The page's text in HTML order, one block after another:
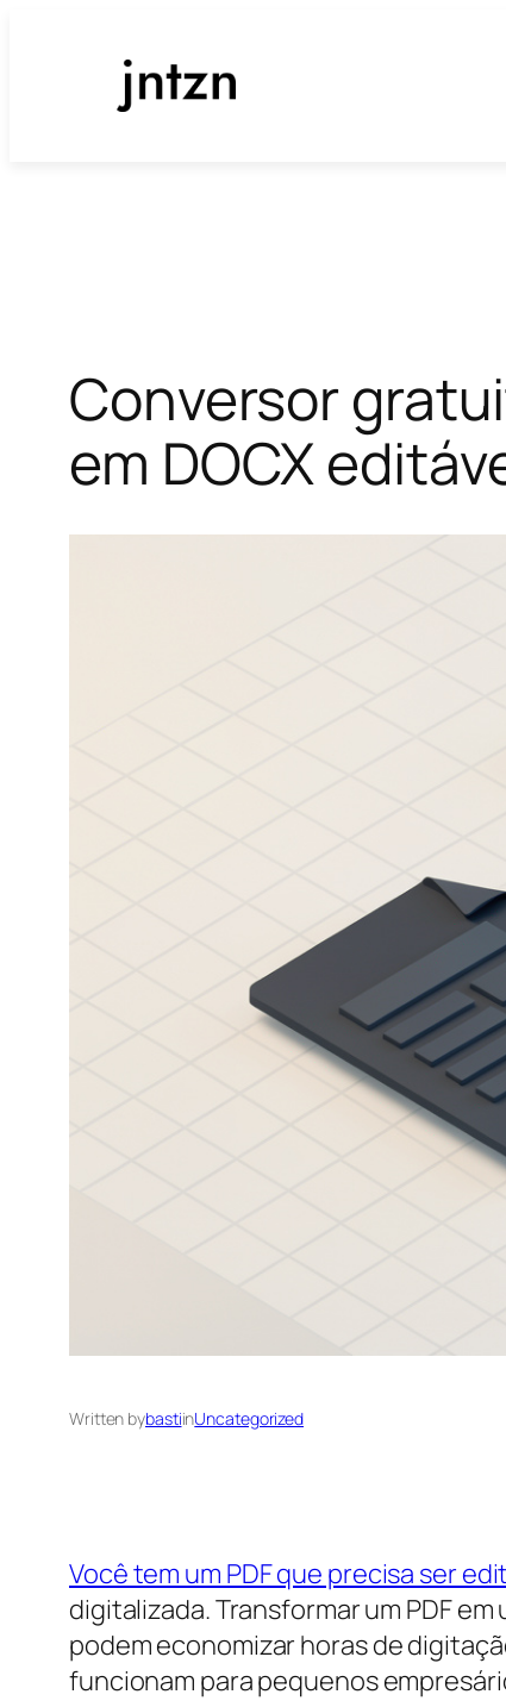
Conversor
em DOCX
Written bybastiinUncategorized
Você tem um PDF que precisa ser
digitalizada. Transformar um PDF
podem economizar horas de
funcionam para pequenos